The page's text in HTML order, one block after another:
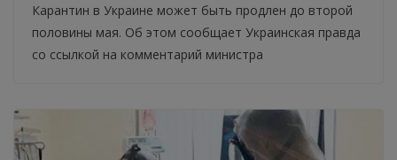
Карантин в Украине может быть продлен до второй
половины мая. Об этом сообщает Украинская правда
со ссылкой на комментарий министра